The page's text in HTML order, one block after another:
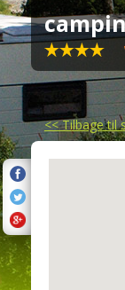
<<Tilbage til